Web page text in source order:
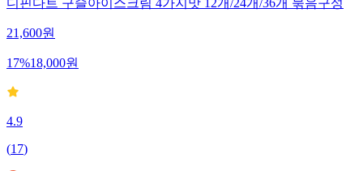
디핀다트 구슬아이스크림 4가지맛 12개/24개/36개 묶음구성
21,600원
17%18,000원
4.9
(17)